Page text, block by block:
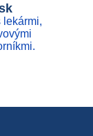
lekármi,